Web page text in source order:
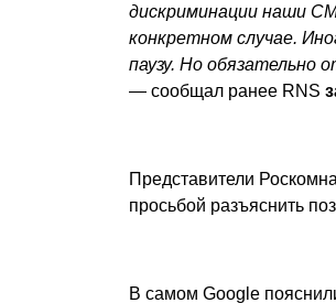
дискриминации наши
конкретном случае.
паузу. Но обязательно
— сообщал ранее RNS
Представители
просьбой разъяснить
В самом Google